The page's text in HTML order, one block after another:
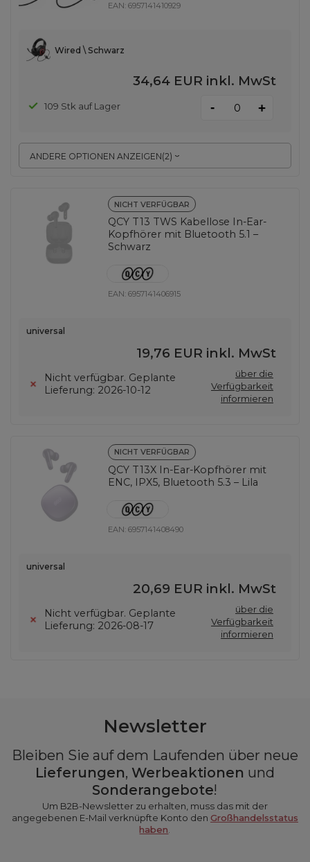
EAN:6957141410929
ANDERE OPTIONEN ANZEIGEN(2)
Wired \ Schwarz
34,64 EUR inkl. MwSt
109 Stk auf Lager - +
NICHT VERFÜGBAR
QCY T13 TWS Kabellose In-Ear-
Kopfhörer mit Bluetooth 5.1 –
Schwarz
EAN:6957141406915
universal
19,76 EUR inkl. MwSt
Nicht verfügbar. Geplante
Lieferung: 2026-10-12
über die
Verfügbarkeit
informieren
NICHT VERFÜGBAR
QCY T13X In-Ear-Kopfhörer mit
ENC, IPX5, Bluetooth 5.3 – Lila
EAN:6957141408490
universal
20,69 EUR inkl. MwSt
Nicht verfügbar. Geplante
Lieferung: 2026-08-17
über die
Verfügbarkeit
informieren
Newsletter
Bleiben Sie auf dem Laufenden über neue
Lieferungen, Werbeaktionen und
Sonderangebote!
Um B2B-Newsletter zu erhalten, muss das mit der
angegebenen E-Mail verknüpfte Konto den Großhandelsstatus
haben